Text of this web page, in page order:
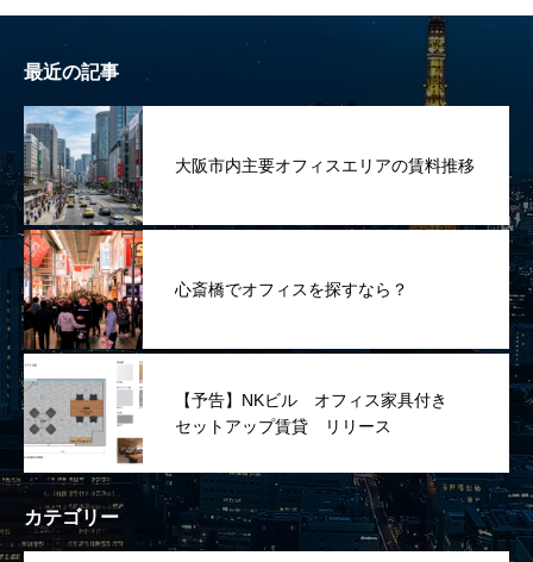
最近の記事
大阪市内主要オフィスエリアの賃料推移
心斎橋でオフィスを探すなら？
【予告】NKビル オフィス家具付き
セットアップ賃貸 リリース
カテゴリー